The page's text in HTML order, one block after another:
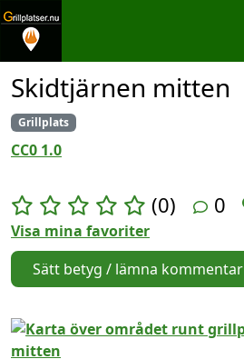
Skidtjärnen mitten
Grillplats
CC0 1.0
(0) 0
Visa mina favoriter
Sätt betyg / lämna kommentar